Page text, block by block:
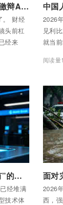
吵翻了！15万人围观，两大佬激辩A股：牛回头还是熊出没？
。 财经
头前杠
经来
2026
见利
就当
阅读
银行AI竞赛，已经不是“有没有”的问题了：谁跟不上，谁出局
经堆满
技术体
2026
西，